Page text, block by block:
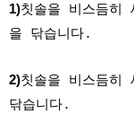
1)칫솔을 비스듬히
을 닦습니다.
2)칫솔을 비스듬히
닦습니다.